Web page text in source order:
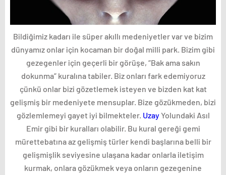
Bildiğimiz kadarı ile süper akıllı medeniyetler var ve bizim
dünyamız onlar için kocaman bir doğal milli park. Bizim gibi
gezegenler için geçerli bir görüşe, “Bak ama sakın
dokunma” kuralına tabiler. Biz onları fark edemiyoruz
çünkü onlar bizi gözetlemek isteyen ve bizden kat kat
gelişmiş bir medeniyete mensuplar. Bize gözükmeden, bizi
gözlemlemeyi gayet iyi bilmekteler. UzayYolundaki Asıl
Emir gibi bir kuralları olabilir. Bu kural gereği gemi
mürettebatına az gelişmiş türler kendi başlarına belli bir
gelişmişlik seviyesine ulaşana kadar onlarla iletişim
kurmak, onlara gözükmek veya onların gezegenine